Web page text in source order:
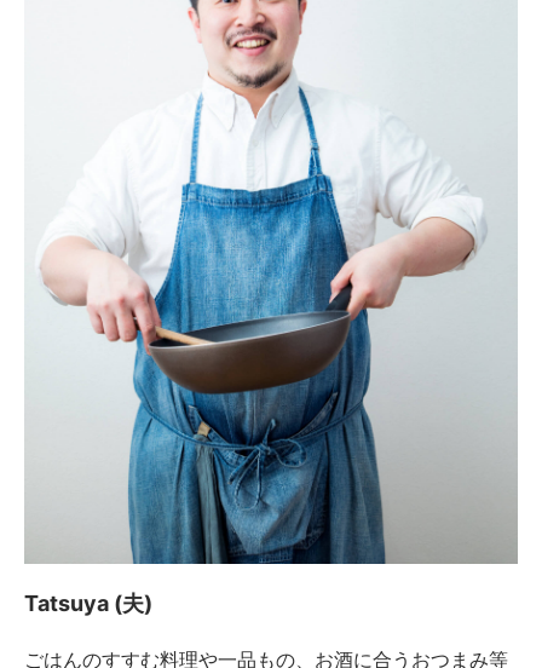
Tatsuya (夫)
ごはんのすすむ料理や一品もの、お酒に合うおつまみ等